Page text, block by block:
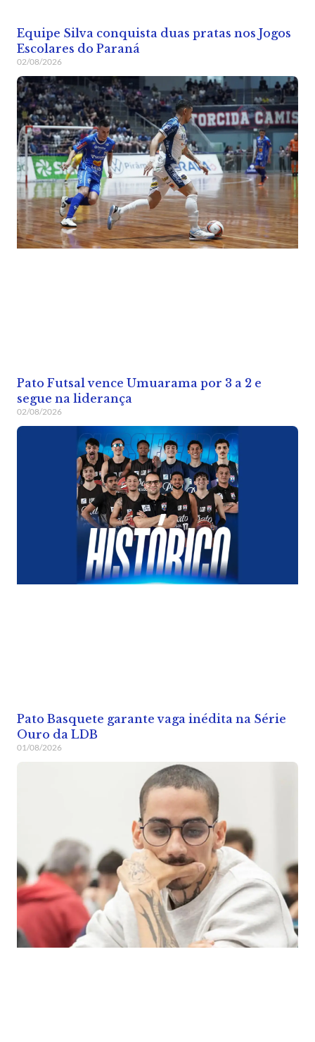
Equipe Silva conquista duas pratas nos Jogos
Escolares do Paraná
02/08/2026
Pato Futsal vence Umuarama por 3 a 2 e
segue na liderança
02/08/2026
Pato Basquete garante vaga inédita na Série
Ouro da LDB
01/08/2026